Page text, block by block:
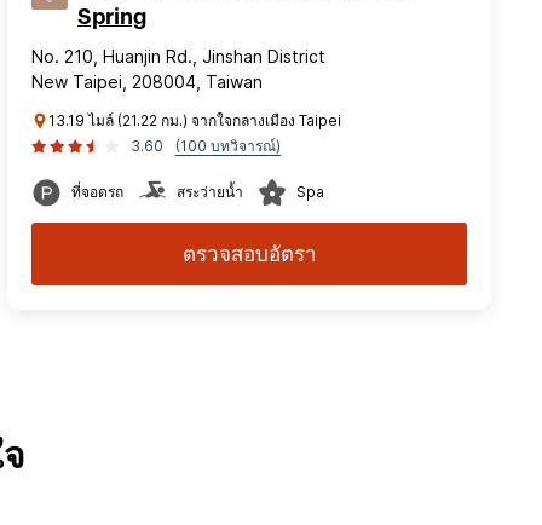
Spring
No. 210, Huanjin Rd., Jinshan District
New Taipei, 208004, Taiwan
13.19 ไมล์ (21.22 กม.) จากใจกลางเมือง Taipei
3.60
(100 บทวิจารณ์)
ที่จอดรถ สระว่ายน้ำ Spa
ตรวจสอบอัตรา